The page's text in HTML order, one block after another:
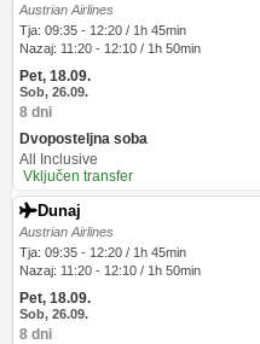
Austrian Airlines
Tja: 09:35 - 12:20 / 1h 45min
Nazaj: 11:20 - 12:10 / 1h 50min
Pet, 18.09.
Sob, 26.09.
8 dni
Dvoposteljna soba
All Inclusive
Vključen transfer
Dunaj
Austrian Airlines
Tja: 09:35 - 12:20 / 1h 45min
Nazaj: 11:20 - 12:10 / 1h 50min
Pet, 18.09.
Sob, 26.09.
8 dni